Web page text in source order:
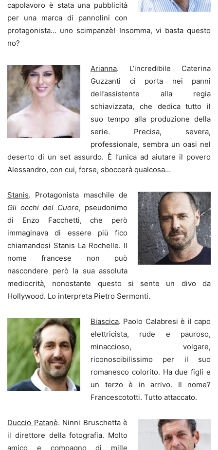
capolavoro è stata una pubblicità
per una marca di pannolini con
protagonista… uno scimpanzè! Insomma, vi basta questo
no?
Arianna. L’incredibile Caterina
Guzzanti ci porta nei panni
dell’assistente alla regia
schiavizzata, che dedica tutto il
suo tempo alla produzione della
serie. Precisa, severa,
professionale, sembra un oasi nel
deserto di un set assurdo. È l’unica ad aiutare il povero
Alessandro, con cui, forse, sboccerà qualcosa…
Stanis. Protagonista maschile de
Gli occhi del Cuore, pseudonimo
di Enzo Facchetti, che però
immaginava di essere più fico
chiamandosi Stanis La Rochelle. Il
nome francese non può
nascondere però la sua assoluta
mediocrità, nonostante questo si sente un divo da
Hollywood. Lo interpreta Pietro Sermonti.
Biascica. Paolo Calabresi è il capo
elettricista, rude e pauroso,
minaccioso, volgare,
riconoscibilissimo per il suo
romanesco colorito. Ha due figli e
un terzo è in arrivo. Il nome?
Francescototti. Tutto attaccato.
Duccio Patanè. Ninni Bruschetta è
il direttore della fotografia. Molto
amico e compagno di mille